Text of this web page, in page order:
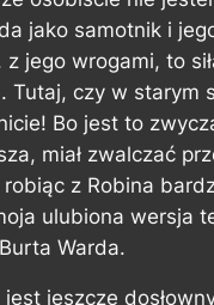
jako samotnik i
z jego wrogami, to
Tutaj, czy w starym
Bo jest to
miał zwalczać
z Robina
ulubiona wersja
Warda.
jeszcze